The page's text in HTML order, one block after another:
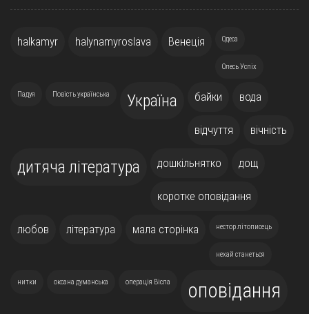
halkamyr halynamyroslava Венеція Одеса
Олесь Успіх
Падуя Повість українська Україна байки вода
відчуття вічність
дитяча література дошкільнятко дощ
коротке оповідання
любов література мала сторінка нестор літописець
нехай станеться
нитки оксана думанська операція Вісла оповідання